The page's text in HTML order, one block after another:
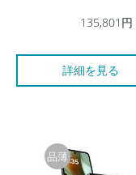
135,801円
詳細を見る
品薄